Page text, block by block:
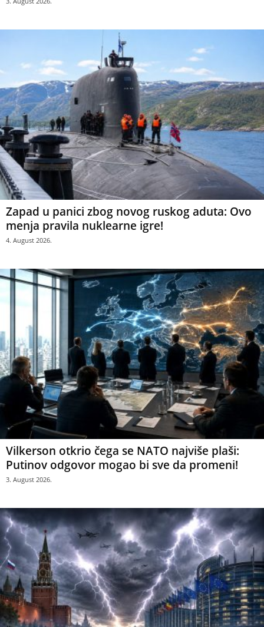
Zapad u panici zbog novog ruskog aduta: Ovo
menja pravila nuklearne igre!
4. August 2026.
Vilkerson otkrio čega se NATO najviše plaši:
Putinov odgovor mogao bi sve da promeni!
3. August 2026.